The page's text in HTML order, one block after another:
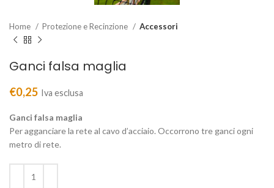
Home Protezione e Recinzione Accessori
Ganci falsa maglia
€0,25 Iva esclusa
Ganci falsa maglia
Per agganciare la rete al cavo d’acciaio. Occorrono tre ganci ogni
metro di rete.